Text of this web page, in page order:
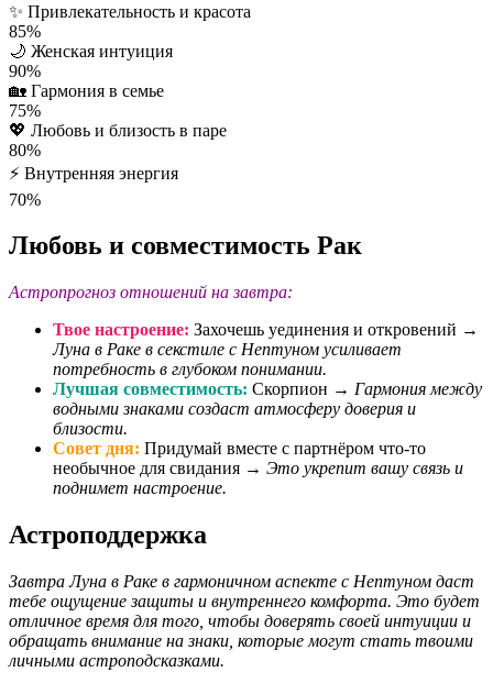
✨ Привлекательность и красота
85%
🌙 Женская интуиция
90%
🏡 Гармония в семье
75%
💖 Любовь и близость в паре
80%
⚡ Внутренняя энергия
70%
Любовь и совместимость Рак
Астропрогноз отношений на завтра:
Твое настроение: Захочешь уединения и откровений →
Луна в Раке в секстиле с Нептуном усиливает
потребность в глубоком понимании.
Лучшая совместимость: Скорпион → Гармония между
водными знаками создаст атмосферу доверия и
близости.
Совет дня: Придумай вместе с партнёром что-то
необычное для свидания → Это укрепит вашу связь и
поднимет настроение.
Астроподдержка
Завтра Луна в Раке в гармоничном аспекте с Нептуном даст
тебе ощущение защиты и внутреннего комфорта. Это будет
отличное время для того, чтобы доверять своей интуиции и
обращать внимание на знаки, которые могут стать твоими
личными астроподсказками.